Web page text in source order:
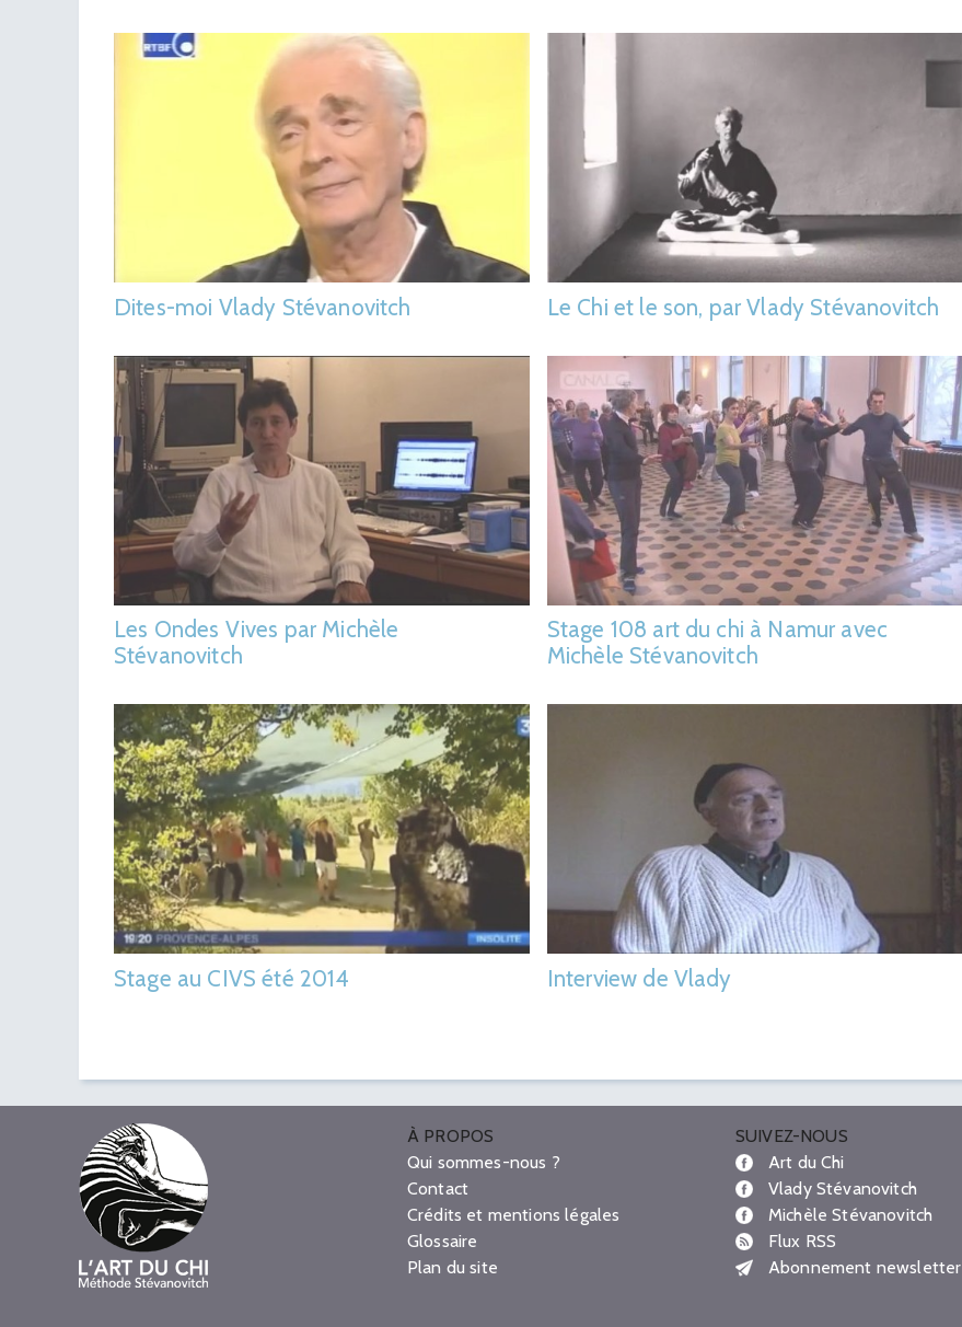
Dites-moi Vlady Stévanovitch Le Chi et le son, par Vlady Stévanovitch
Les Ondes Vives par Michèle
Stévanovitch
Stage 108 art du chi à Namur avec
Michèle Stévanovitch
Stage au CIVS été 2014 Interview de Vlady
À PROPOS
Qui sommes-nous ?
Contact
Crédits et mentions légales
Glossaire
Plan du site
SUIVEZ-NOUS
Art du Chi
Vlady Stévanovitch
Michèle Stévanovitch
Flux RSS
Abonnement newsletter